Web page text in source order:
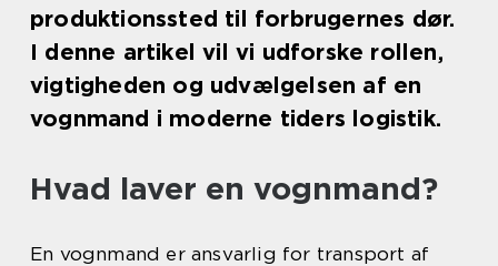
produktionssted til forbrugernes dør.
I denne artikel vil vi udforske rollen,
vigtigheden og udvælgelsen af en
vognmand i moderne tiders logistik.
Hvad laver en vognmand?
En vognmand er ansvarlig for transport af